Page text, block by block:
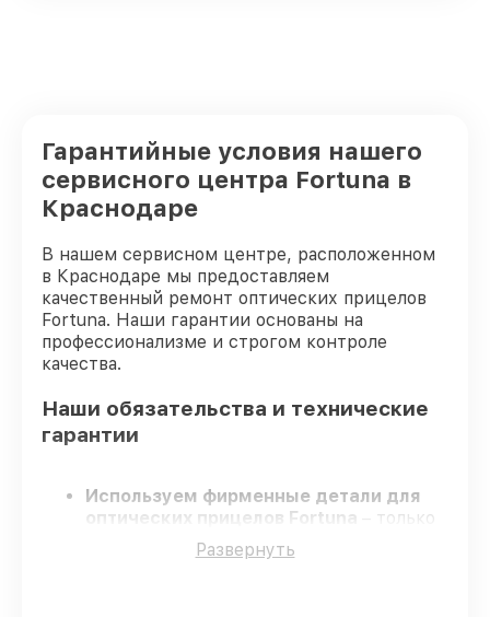
Гарантийные условия нашего
сервисного центра Fortuna в
Краснодаре
В нашем сервисном центре, расположенном
в Краснодаре мы предоставляем
качественный ремонт оптических прицелов
Fortuna. Наши гарантии основаны на
профессионализме и строгом контроле
качества.
Наши обязательства и технические
гарантии
Используем фирменные детали для
оптических прицелов Fortuna
– только
качественные запчасти для вашей
Развернуть